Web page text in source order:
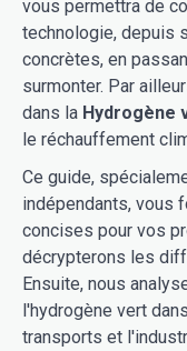
vous permettra de
technologie, depuis
concrètes, en
surmonter. Par
dans la Hydrogène
le réchauffement
Ce guide,
indépendants, vous
concises pour vos
décrypterons les
Ensuite, nous
l'hydrogène vert
transports et